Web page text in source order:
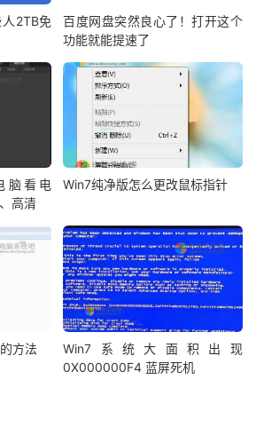
2TB免
百度网盘突然良心了！打开这个
功能就能提速了
脑看电
高清
Win7纯净版怎么更改鼠标指针
方法
Win7系统大面积出现
0X000000F4 蓝屏死机